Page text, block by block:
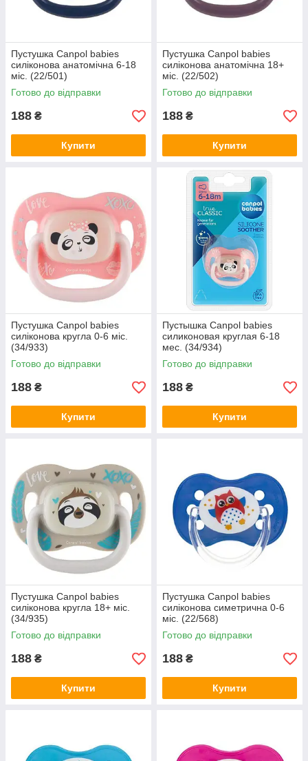
Пустушка Canpol babies
силіконова анатомічна 6-18
міс. (22/501)
Готово до відправки
188 ₴
Купити
Пустушка Canpol babies
силіконова анатомічна 18+
міс. (22/502)
Готово до відправки
188 ₴
Купити
Пустушка Canpol babies
силіконова кругла 0-6 міс.
(34/933)
Готово до відправки
188 ₴
Купити
Пустышка Canpol babies
силиконовая круглая 6-18
мес. (34/934)
Готово до відправки
188 ₴
Купити
Пустушка Canpol babies
силіконова кругла 18+ міс.
(34/935)
Готово до відправки
188 ₴
Купити
Пустушка Canpol babies
силіконова симетрична 0-6
міс. (22/568)
Готово до відправки
188 ₴
Купити